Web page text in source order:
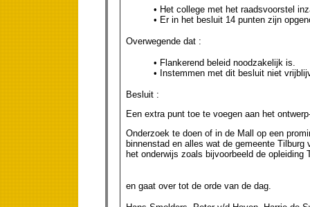
• Het college met het raadsvoorstel
• Er in het besluit 14 punten zijn
Overwegende dat :
• Flankerend beleid noodzakelijk is.
• Instemmen met dit besluit niet
Besluit :
Een extra punt toe te voegen aan het
Onderzoek te doen of in de Mall op een
binnenstad en alles wat de gemeente
het onderwijs zoals bijvoorbeeld de opleiding
en gaat over tot de orde van de dag.